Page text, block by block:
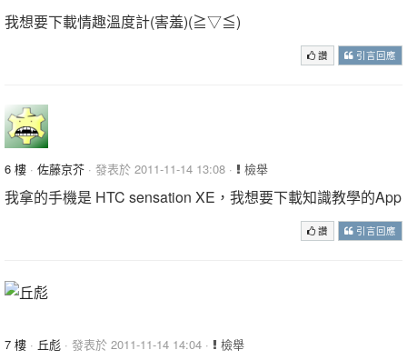
我想要下載情趣溫度計(害羞)(≧▽≦)
讚 引言回應
6 樓 · 佐藤京芥 · 發表於 2011-11-14 13:08 · 檢舉
我拿的手機是 HTC sensation XE，我想要下載知識教學的App
讚 引言回應
7 樓 · 丘彪 · 發表於 2011-11-14 14:04 · 檢舉